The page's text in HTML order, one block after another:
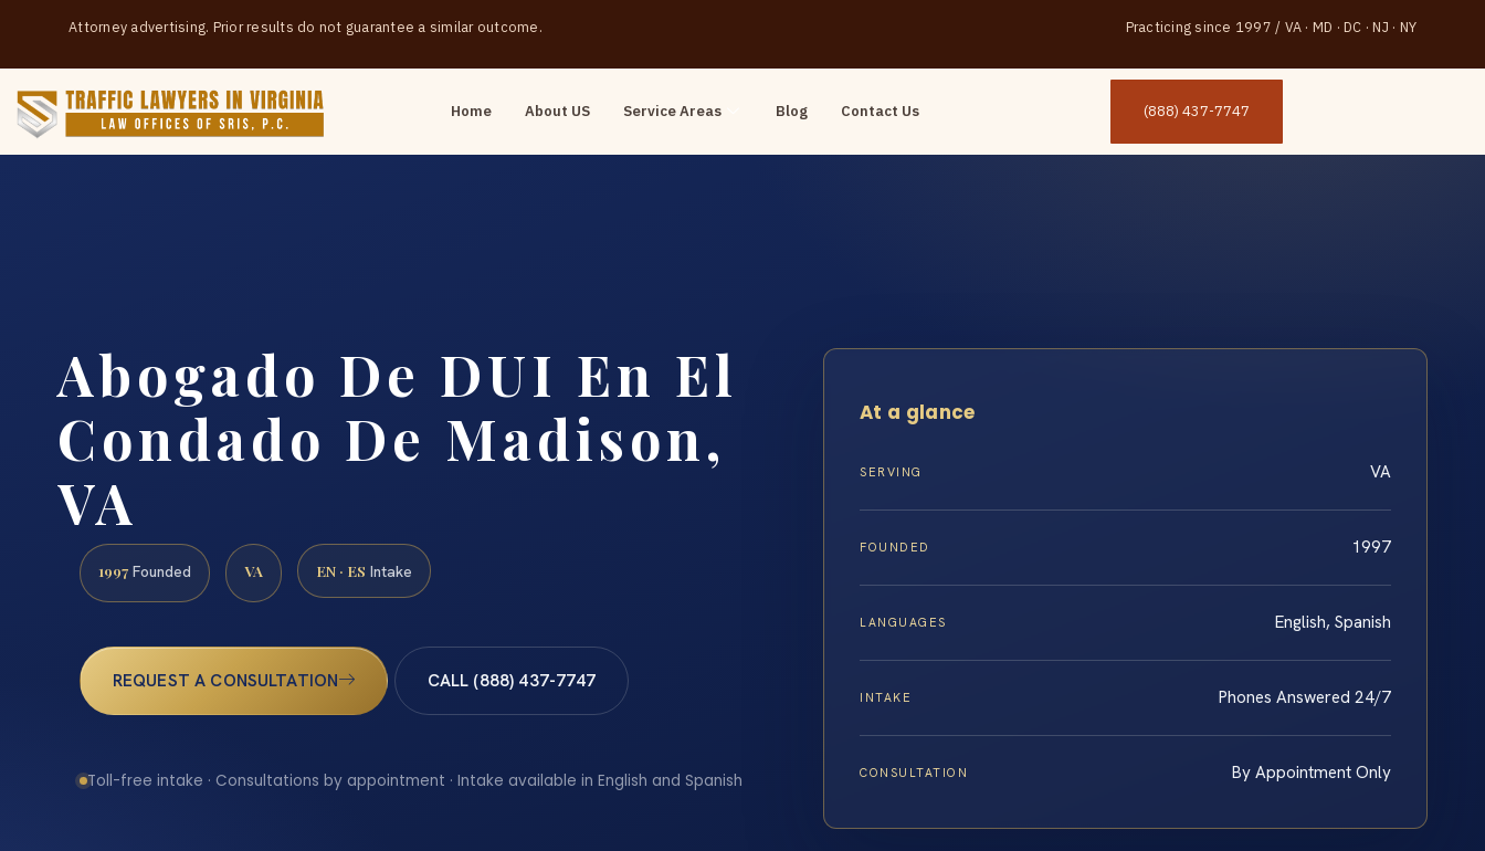
Attorney advertising. Prior results do not guarantee a similar outcome. Practicing since 1997 / VA · MD · DC · NJ · NY
Home About US Service Areas Blog Contact Us (888) 437-7747
Abogado De DUI En El
Condado De Madison,
VA
1997 Founded VA EN · ES Intake
REQUEST A CONSULTATION CALL (888) 437-7747
Toll-free intake · Consultations by appointment · Intake available in English and Spanish
At a glance
SERVING VA
FOUNDED 1997
LANGUAGES English, Spanish
INTAKE Phones Answered 24/7
CONSULTATION By Appointment Only